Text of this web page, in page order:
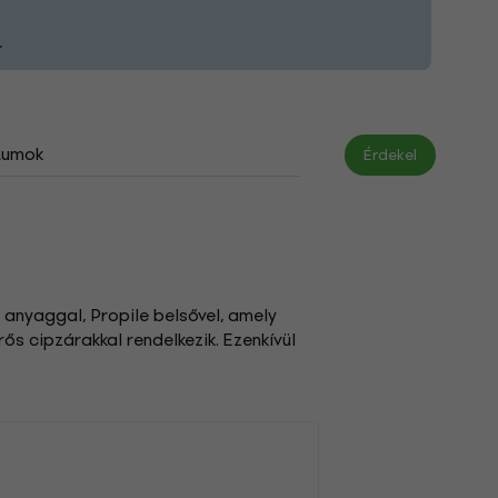
Érdekel
Propile belsővel, amely
cipzárakkal rendelkezik. Ezenkívül